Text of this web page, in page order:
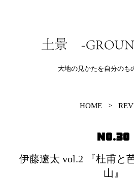
土景 -
大地の見かたを自分のも
HOME >
NO.30
伊藤遼太 vol.2 『杜甫と
山』